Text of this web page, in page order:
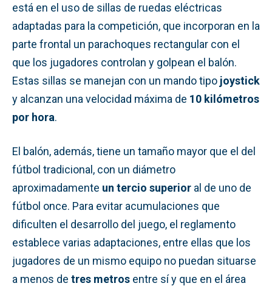
está en el uso de sillas de ruedas eléctricas
adaptadas para la competición, que incorporan en la
parte frontal un parachoques rectangular con el
que los jugadores controlan y golpean el balón.
Estas sillas se manejan con un mando tipo joystick
y alcanzan una velocidad máxima de 10 kilómetros
por hora.
El balón, además, tiene un tamaño mayor que el del
fútbol tradicional, con un diámetro
aproximadamente un tercio superior al de uno de
fútbol once. Para evitar acumulaciones que
dificulten el desarrollo del juego, el reglamento
establece varias adaptaciones, entre ellas que los
jugadores de un mismo equipo no puedan situarse
a menos de tres metros entre sí y que en el área